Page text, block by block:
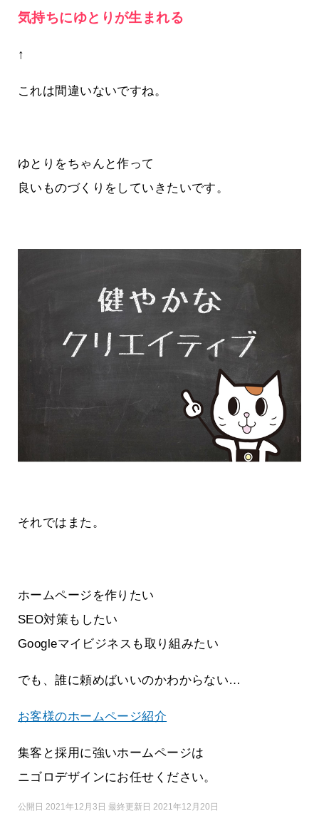
気持ちにゆとりが生まれる
↑
これは間違いないですね。
ゆとりをちゃんと作って
良いものづくりをしていきたいです。
それではまた。
ホームページを作りたい
SEO対策もしたい
Googleマイビジネスも取り組みたい
でも、誰に頼めばいいのかわからない…
お客様のホームページ紹介
集客と採用に強いホームページは
ニゴロデザインにお任せください。
公開日 2021年12月3日 最終更新日 2021年12月20日